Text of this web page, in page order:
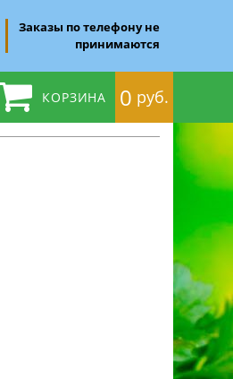
Заказы по телефону не
принимаются
КОРЗИНА 0 руб.